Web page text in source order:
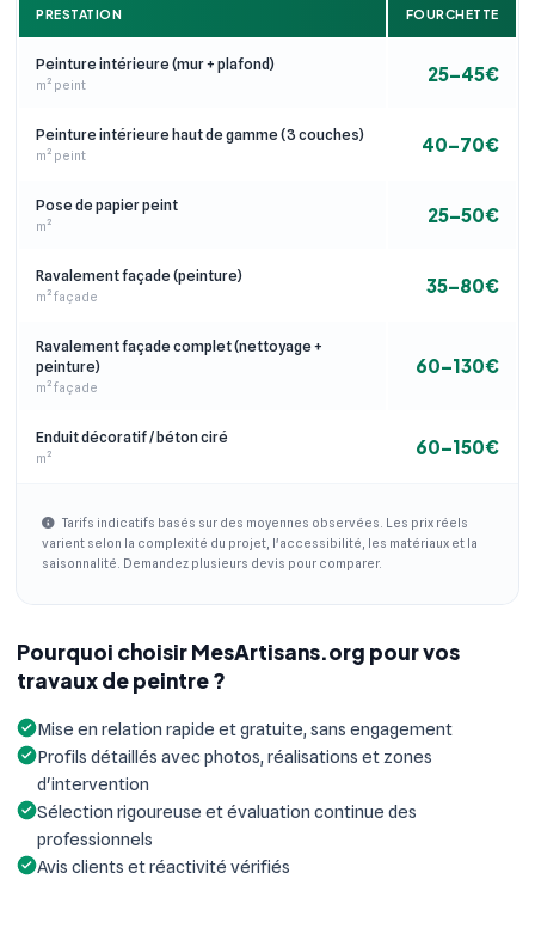
PRESTATION FOURCHETTE
Peinture intérieure (mur + plafond)
m² peint 25–45€
Peinture intérieure haut de gamme (3 couches)
m² peint 40–70€
Pose de papier peint
m² 25–50€
Ravalement façade (peinture)
m² façade 35–80€
Ravalement façade complet (nettoyage +
peinture)
m² façade
60–130€
Enduit décoratif / béton ciré
m² 60–150€
Tarifs indicatifs basés sur des moyennes observées. Les prix réels
varient selon la complexité du projet, l'accessibilité, les matériaux et la
saisonnalité. Demandez plusieurs devis pour comparer.
Pourquoi choisir MesArtisans.org pour vos
travaux de peintre ?
Mise en relation rapide et gratuite, sans engagement
Profils détaillés avec photos, réalisations et zones
d'intervention
Sélection rigoureuse et évaluation continue des
professionnels
Avis clients et réactivité vérifiés